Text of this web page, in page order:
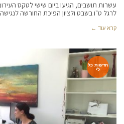
עשרות תושבים, הגיעו ביום שישי לטקס
לרגל ט"ו בשבט ולציון הפיכת החורשה
קרא עוד ←
חדשות כל
לי